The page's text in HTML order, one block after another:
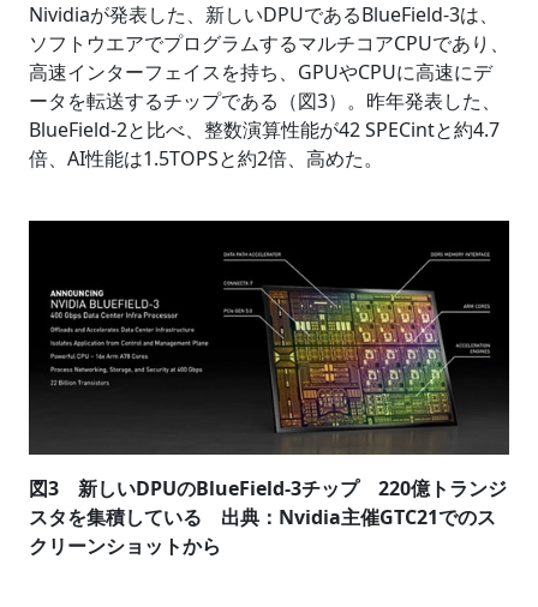
Nividiaが発表した、新しいDPUであるBlueField-3は、
ソフトウエアでプログラムするマルチコアCPUであり、
高速インターフェイスを持ち、GPUやCPUに高速にデ
ータを転送するチップである（図3）。昨年発表した、
BlueField-2と比べ、整数演算性能が42 SPECintと約4.7
倍、AI性能は1.5TOPSと約2倍、高めた。
図3 新しいDPUのBlueField-3チップ 220億トランジ
スタを集積している 出典：Nvidia主催GTC21でのス
クリーンショットから